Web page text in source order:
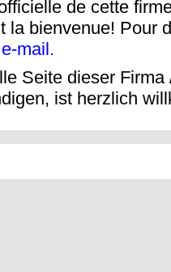
de cette
la bienvenue! Pour
e-mail.
Seite dieser
ist herzlich